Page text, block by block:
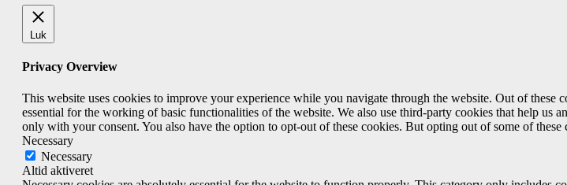
Luk
Privacy Overview
This website uses cookies to improve your experience while you navigate through the website. Out of these
essential for the working of basic functionalities of the website. We also use third-party cookies that help us
only with your consent. You also have the option to opt-out of these cookies. But opting out of some of
Necessary
Necessary
Altid aktiveret